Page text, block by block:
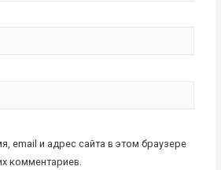
email и адрес сайта в этом браузере
комментариев.